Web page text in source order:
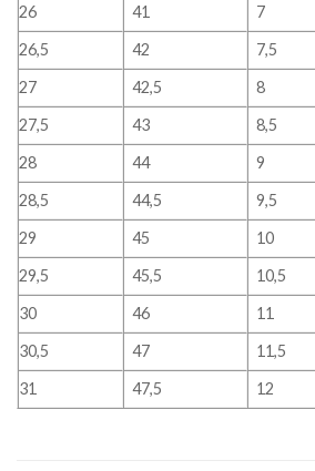
26
41 7
26,5
42 7,5
27
42,5 8
27,5
43 8,5
28
44 9
28,5
44,5 9,5
29
45 10
29,5
45,5 10,5
30
46 11
30,5
47 11,5
31
47,5 12